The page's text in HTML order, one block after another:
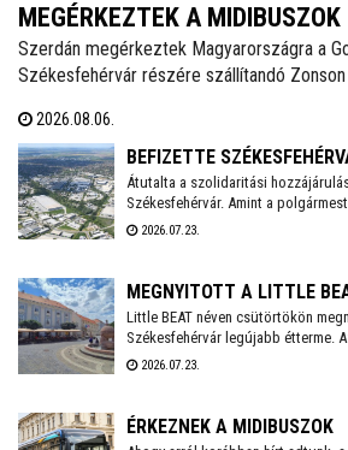
MEGÉRKEZTEK A MIDIBUSZOK
Szerdán megérkeztek Magyarországra a
Székesfehérvár részére szállítandó
hosszú járműveket nettó 126,23 millió
vételáron szerzi be Székesfehérvár.
2026.08.06.
BEFIZETTE
HOZZÁJÁRULÁS
Átutalta a szolidaritási
Székesfehérvár. Amint a
kiderül, idén még 3,6 milliárd
2026.07.23.
MEGNYITOTT A LITTLE
VÁROSHÁZ TÉREN
Little BEAT néven csütörtökön
Székesfehérvár legújabb étterme.
helyén 2010 óta a Pátria étterem
Kft. nyerte, mely többek között a
2026.07.23.
ÉRKEZNEK A MIDIBUSZOK